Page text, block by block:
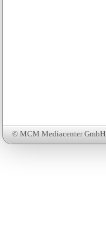
© MCM Mediacenter GmbH